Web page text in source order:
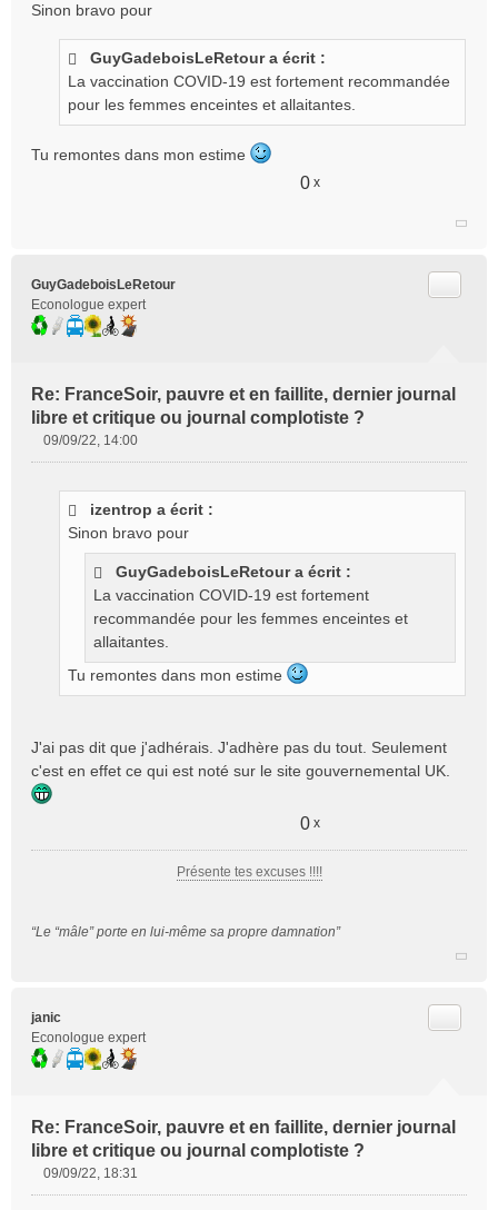
u
Sinon bravo pour
GuyGadeboisLeRetour a écrit :
La vaccination COVID-19 est fortement recommandée
pour les femmes enceintes et allaitantes.
Tu remontes dans mon estime
0 x
GuyGadeboisLeRetour
Econologue expert
Re: FranceSoir, pauvre et en faillite, dernier journal
libre et critique ou journal complotiste ?
09/09/22, 14:00
izentrop a écrit :
Sinon bravo pour
GuyGadeboisLeRetour a écrit :
La vaccination COVID-19 est fortement
recommandée pour les femmes enceintes et
allaitantes.
Tu remontes dans mon estime
J'ai pas dit que j'adhérais. J'adhère pas du tout. Seulement
c'est en effet ce qui est noté sur le site gouvernemental UK.
0 x
Présente tes excuses !!!!
“Le “mâle” porte en lui-même sa propre damnation”
janic
Econologue expert
Re: FranceSoir, pauvre et en faillite, dernier journal
libre et critique ou journal complotiste ?
09/09/22, 18:31